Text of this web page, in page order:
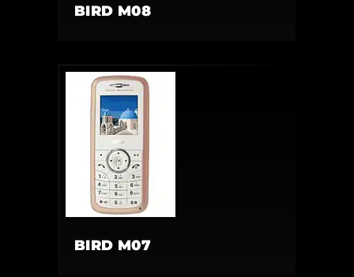
BIRD M08
BIRD M07